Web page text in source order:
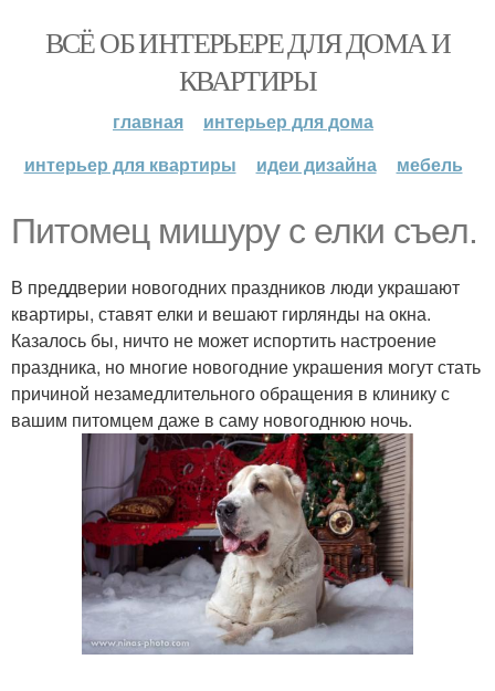
ВСЁ ОБ ИНТЕРЬЕРЕ ДЛЯ ДОМА И
КВАРТИРЫ
главная
интерьер для дома
интерьер для квартиры
идеи дизайна мебель
Питомец мишуру с елки съел.
В преддверии новогодних праздников люди украшают
квартиры, ставят елки и вешают гирлянды на окна.
Казалось бы, ничто не может испортить настроение
праздника, но многие новогодние украшения могут стать
причиной незамедлительного обращения в клинику с
вашим питомцем даже в саму новогоднюю ночь.